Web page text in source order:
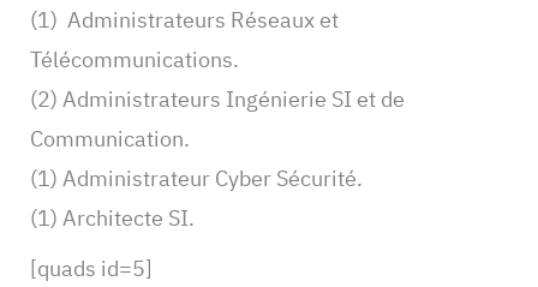
(1) Administrateurs Réseaux et
Télécommunications.
(2) Administrateurs Ingénierie SI et de
Communication.
(1) Administrateur Cyber Sécurité.
(1) Architecte SI.
[quads id=5]